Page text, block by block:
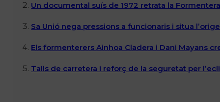
Un documental suís de 1972 retrata la
Sa Unió nega pressions a funcionaris i situa
Els formenterers Ainhoa Cladera i Dani Mayans
Talls de carretera i reforç de la seguretat per